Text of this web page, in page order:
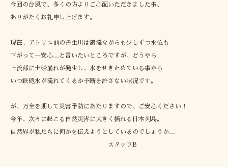
今回の台風で、多くの方よりご心配いただきました事、
ありがたくお礼申し上げます。
現在、アトリエ前の丹生川は濁流ながらも少しずつ水位も
下がって一安心…と言いたいところですが、どうやら
上流部に土砂崩れが発生し、水をせき止めている事から
いつ鉄砲水が流れてくるか予断を許さない状況です。
が、万全を期して災害予防にあたりますので、ご安心ください！
今年、次々に起こる自然災害に大きく揺れる日本列島。
自然界が私たちに何かを伝えようとしているのでしょうか…
スタッフB